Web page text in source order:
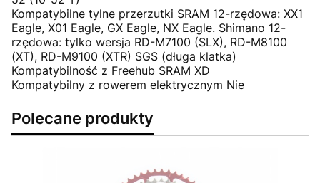
Kompatybilne tylne przerzutki SRAM 12-rzędowa: XX1
Eagle, X01 Eagle, GX Eagle, NX Eagle. Shimano 12-
rzędowa: tylko wersja RD-M7100 (SLX), RD-M8100
(XT), RD-M9100 (XTR) SGS (długa klatka)
Kompatybilność z Freehub SRAM XD
Kompatybilny z rowerem elektrycznym Nie
Polecane produkty